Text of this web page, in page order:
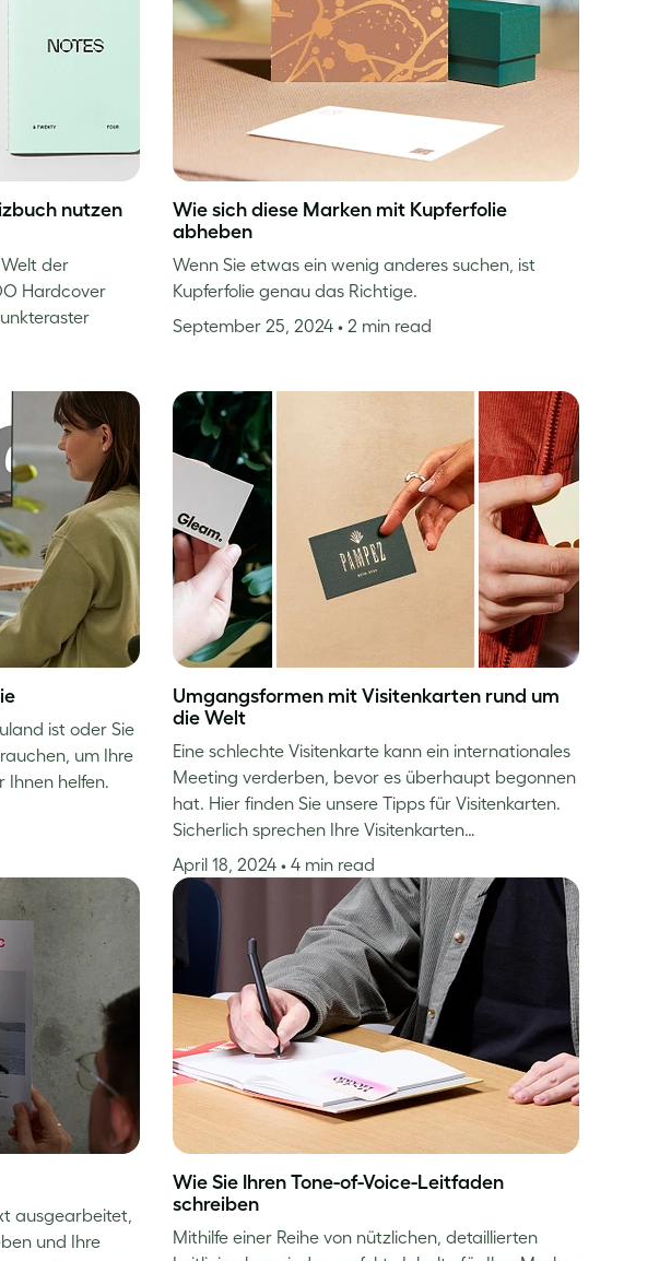
nutzen
der
Hardcover
Wie sich diese Marken mit Kupferfolie
abheben
Wenn Sie etwas ein wenig anderes suchen, ist
Kupferfolie genau das Richtige.
September 25, 2024 • 2 min read
ist oder Sie
um Ihre
Ihnen helfen.
Umgangsformen mit Visitenkarten rund um
die Welt
Eine schlechte Visitenkarte kann ein internationales
Meeting verderben, bevor es überhaupt begonnen
hat. Hier finden Sie unsere Tipps für Visitenkarten.
Sicherlich sprechen Ihre Visitenkarten…
April 18, 2024 • 4 min read
ausgearbeitet,
und Ihre
Wie Sie Ihren Tone-of-Voice-Leitfaden
schreiben
Mithilfe einer Reihe von nützlichen, detaillierten